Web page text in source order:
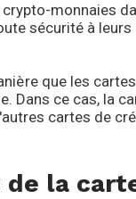
monnaies
sécurité à
que les
Dans ce cas, la
cartes de
la